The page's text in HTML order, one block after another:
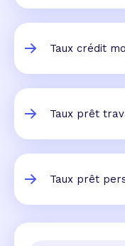
Taux crédit
Taux prêt
Taux prêt